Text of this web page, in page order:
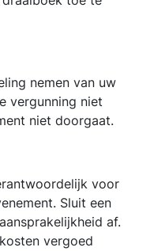
nemen van uw
vergunning niet
niet doorgaat.
voor
Sluit een
af.
vergoed